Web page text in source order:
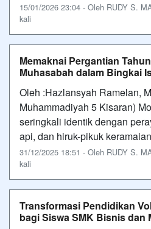
15/01/2026 23:04 - Oleh RUDY S.
kali
Memaknai Pergantian
Muhasabah dalam Bingkai
Oleh :Hazlansyah Ramelan,
Muhammadiyah 5 Kisaran)
seringkali identik dengan
api, dan hiruk-pikuk
31/12/2025 18:51 - Oleh RUDY S.
kali
Transformasi Pendidikan
bagi Siswa SMK Bisnis dan